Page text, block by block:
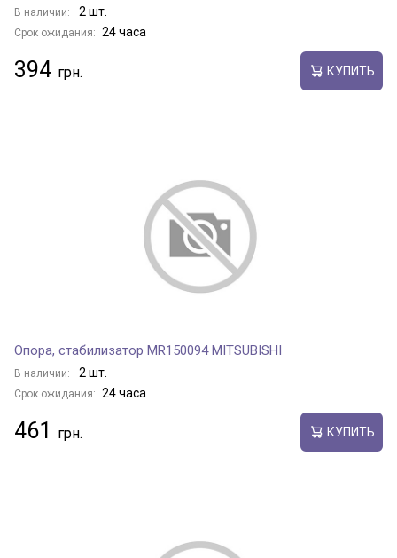
В наличии: 2 шт.
Срок ожидания: 24 часа
394 КУПИТЬ
Опора, стабилизатор MR150094 MITSUBISHI
В наличии: 2 шт.
Срок ожидания: 24 часа
461 КУПИТЬ